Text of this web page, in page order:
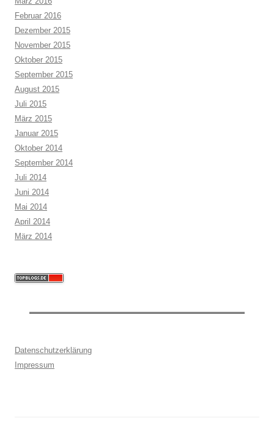
Februar 2016
Dezember 2015
November 2015
Oktober 2015
September 2015
August 2015
Juli 2015
März 2015
Januar 2015
Oktober 2014
September 2014
Juli 2014
Juni 2014
Mai 2014
April 2014
März 2014
Datenschutzerklärung
Impressum